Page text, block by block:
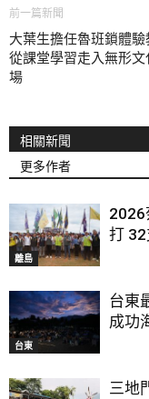
前一篇新聞
大葉生擔任魯班鎖體驗
從課堂學習走入無形
場
相關新聞
更多作者
離島
2026
打 32
台東
台東
成功
三地